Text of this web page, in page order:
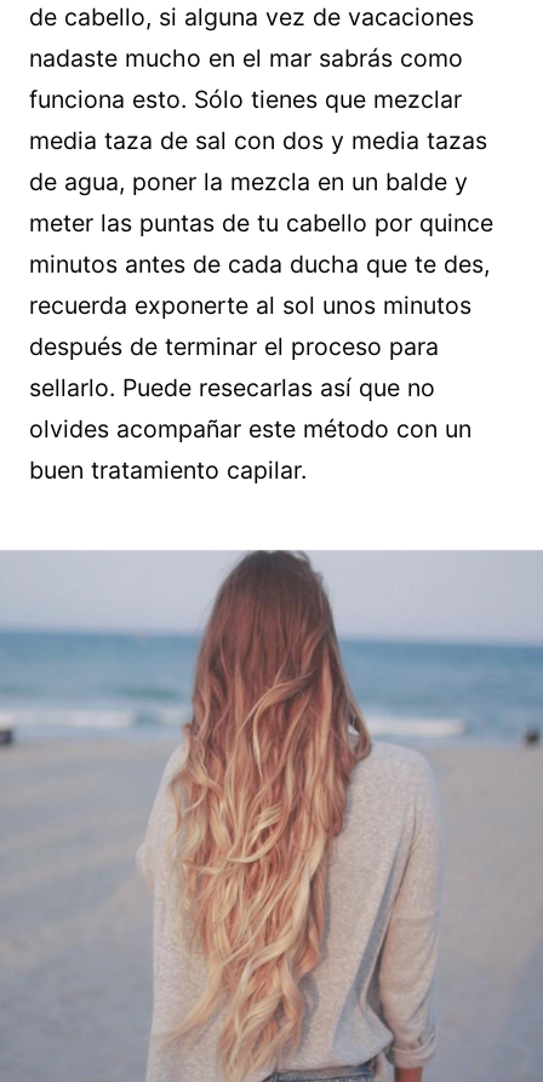
de cabello, si alguna vez de vacaciones
nadaste mucho en el mar sabrás como
funciona esto. Sólo tienes que mezclar
media taza de sal con dos y media tazas
de agua, poner la mezcla en un balde y
meter las puntas de tu cabello por quince
minutos antes de cada ducha que te des,
recuerda exponerte al sol unos minutos
después de terminar el proceso para
sellarlo. Puede resecarlas así que no
olvides acompañar este método con un
buen tratamiento capilar.